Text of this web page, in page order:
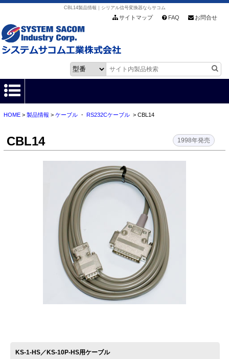
CBL14製品情報｜シリアル信号変換器ならサコム
サイトマップ FAQ お問合せ
HOME
各種ダウンロード
お客様サポート
お問い合わせ
HOME> 製品情報 > ケーブル・ RS232Cケーブル> CBL14
CBL14 1998年発売
KS-1-HS／KS-10P-HS用ケーブル